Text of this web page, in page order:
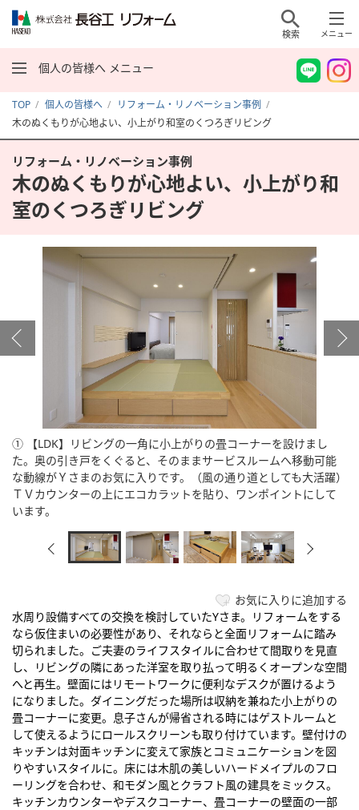
メニュー
検索
個人の皆様へ メニュー
TOP 個人の皆様へ
リフォーム・リノベーション事例
木のぬくもりが心地よい、小上がり和室のくつろぎリビング
リフォーム・リノベーション事例
木のぬくもりが心地よい、小上がり和
室のくつろぎリビング
① 【LDK】リビングの一角に小上がりの畳コーナーを設けまし
た。奥の引き戸をくぐると、そのままサービスルームへ移動可能
な動線がＹさまのお気に入りです。（風の通り道としても大活躍）
ＴＶカウンターの上にエコカラットを貼り、ワンポイントにして
います。
お気に入りに追加する
水周り設備すべての交換を検討していたYさま。リフォームをする
なら仮住まいの必要性があり、それならと全面リフォームに踏み
切られました。ご夫妻のライフスタイルに合わせて間取りを見直
し、リビングの隣にあった洋室を取り払って明るくオープンな空間
へと再生。壁面にはリモートワークに便利なデスクが置けるよう
になりました。ダイニングだった場所は収納を兼ねた小上がりの
畳コーナーに変更。息子さんが帰省される時にはゲストルームと
して使えるようにロールスクリーンも取り付けています。壁付けの
キッチンは対面キッチンに変えて家族とコミュニケーションを図
りやすいスタイルに。床には木肌の美しいハードメイプルのフロ
ーリングを合わせ、和モダン風とクラフト風の建具をミックス。
キッチンカウンターやデスクコーナー、畳コーナーの壁面の一部